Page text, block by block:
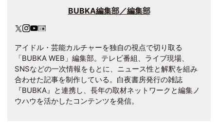
BUBKA編集部／編集部
アイドル・芸能カルチャーを独自の視点で切り取る
「BUBKA WEB」編集部。テレビ番組、ライブ現場、
SNSなどの一次情報をもとに、ニュース性と解釈を組み
合わせた記事を制作している。白夜書房発行の雑誌
『BUBKA』と連携し、長年の取材ネットワークと編集ノ
ウハウを活かしたコンテンツを発信。